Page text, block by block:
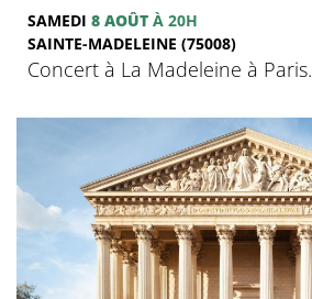
SAMEDI 8 AOÛT À 20H
SAINTE-MADELEINE (75008)
Concert à La Madeleine à Paris.